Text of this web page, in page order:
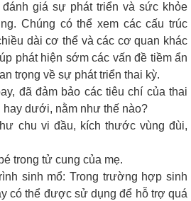
giá sự phát triển và sức khỏe
Chúng có thể xem các cấu trúc
dài cơ thể và các cơ quan khác
phát hiện sớm các vấn đề tiềm ẩn
trọng về sự phát triển thai kỳ.
đã đảm bảo các tiêu chí của thai
dưới, nằm như thế nào?
chu vi đầu, kích thước vùng đùi,
trong tử cung của mẹ.
sinh mổ: Trong trường hợp sinh
có thể được sử dụng để hỗ trợ quá